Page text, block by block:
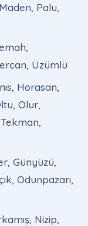
Palu,
Üzümlü
Horasan,
Olur,
Günyüzü,
Odunpazarı,
Nizip,